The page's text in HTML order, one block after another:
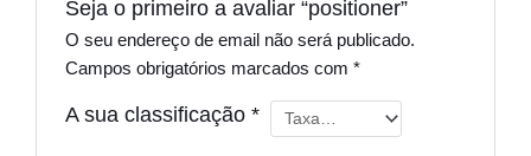
Seja o primeiro a avaliar “positioner”
O seu endereço de email não será publicado.
Campos obrigatórios marcados com*
A sua classificação*